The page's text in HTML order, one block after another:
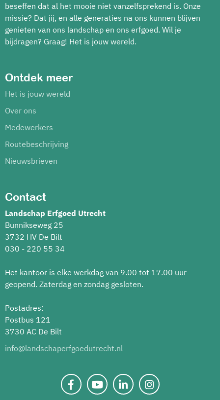
beseffen dat al het mooie niet vanzelfsprekend is. Onze
missie? Dat jij, en alle generaties na ons kunnen blijven
genieten van ons landschap en ons erfgoed. Wil je
bijdragen? Graag! Het is jouw wereld.
Ontdek meer
Het is jouw wereld
Over ons
Medewerkers
Routebeschrijving
Nieuwsbrieven
Contact
Landschap Erfgoed Utrecht
Bunnikseweg 25
3732 HV De Bilt
030 - 220 55 34
Het kantoor is elke werkdag van 9.00 tot 17.00 uur
geopend. Zaterdag en zondag gesloten.
Postadres:
Postbus 121
3730 AC De Bilt
info@landschaperfgoedutrecht.nl